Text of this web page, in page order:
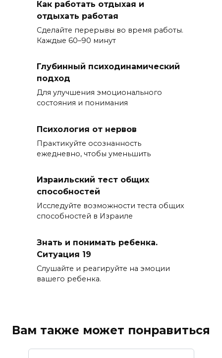
Как работать отдыхая и
отдыхать работая
Сделайте перерывы во время работы.
Каждые 60–90 минут
Глубинный психодинамический
подход
Для улучшения эмоционального
состояния и понимания
Психология от нервов
Практикуйте осознанность
ежедневно, чтобы уменьшить
Израильский тест общих
способностей
Исследуйте возможности теста общих
способностей в Израиле
Знать и понимать ребенка.
Ситуация 19
Слушайте и реагируйте на эмоции
вашего ребенка.
Вам также может понравиться